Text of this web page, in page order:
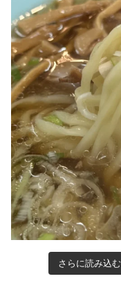
さらに読み込む